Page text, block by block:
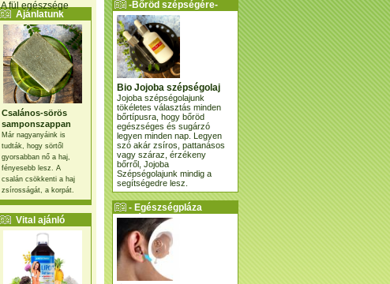
A fül egészsége
Ajánlatunk
Csalános-sörös
samponszappan
Már nagyanyáink is
tudták, hogy sörtől
gyorsabban nő a haj,
fényesebb lesz. A
csalán csökkenti a haj
zsírosságát, a korpát.
Vital ajánló
-Bőröd szépségére-
Bio Jojoba szépségolaj
Jojoba szépségolajunk
tökéletes választás minden
bőrtípusra, hogy bőröd
egészséges és sugárzó
legyen minden nap. Legyen
szó akár zsíros, pattanásos
vagy száraz, érzékeny
bőrről, Jojoba
Szépségolajunk mindig a
segítségedre lesz.
- Egészségpláza
ajánlatunk -